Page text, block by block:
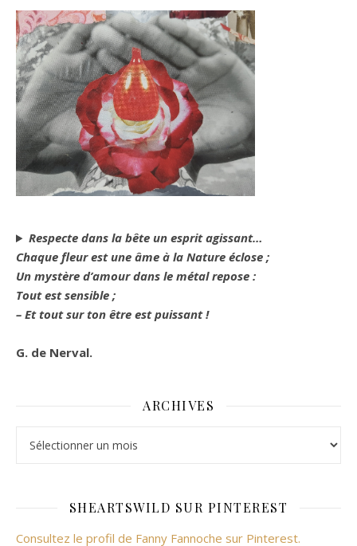
Respecte dans la bête un esprit agissant…
Chaque fleur est une âme à la Nature éclose ;
Un mystère d’amour dans le métal repose :
Tout est sensible ;
– Et tout sur ton être est puissant !
G. de Nerval.
ARCHIVES
SHEARTSWILD SUR PINTEREST
Consultez le profil de Fanny Fannoche sur Pinterest.